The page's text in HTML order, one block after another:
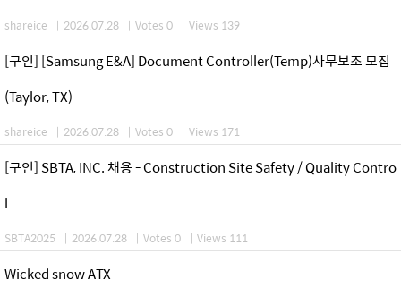
shareice | 2026.07.28 | Votes 0 | Views 139
[구인] [Samsung E&A] Document Controller(Temp)사무보조 모집
(Taylor, TX)
shareice | 2026.07.28 | Votes 0 | Views 171
[구인] SBTA, INC. 채용 - Construction Site Safety / Quality Contro
l
SBTA2025 | 2026.07.28 | Votes 0 | Views 111
Wicked snow ATX